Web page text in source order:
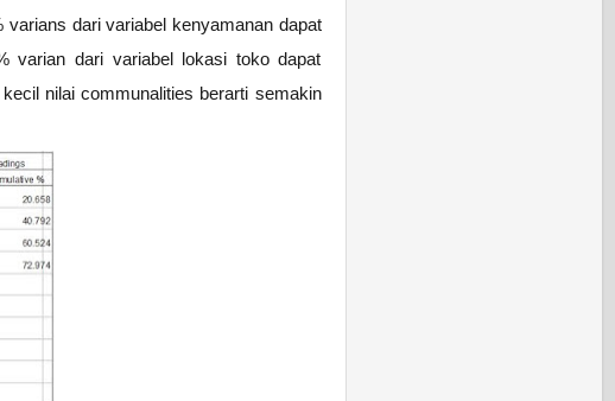
dari variabel kenyamanan dapat
varian dari variabel lokasi toko dapat
nilai communalities berarti semakin